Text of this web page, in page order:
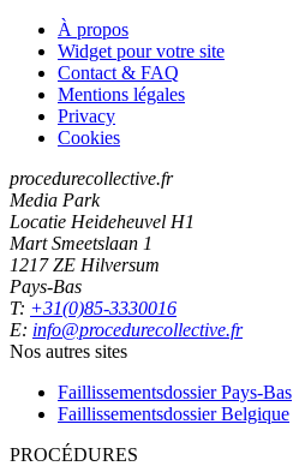
À propos
Widget pour votre site
Contact & FAQ
Mentions légales
Privacy
Cookies
procedurecollective.fr
Media Park
Locatie Heideheuvel H1
Mart Smeetslaan 1
1217 ZE Hilversum
Pays-Bas
T: +31(0)85-3330016
E: info@procedurecollective.fr
Nos autres sites
Faillissementsdossier Pays-Bas
Faillissementsdossier Belgique
PROCÉDURES